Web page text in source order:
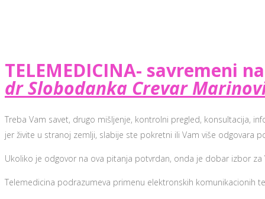
TELEMEDICINA- savremeni
dr Slobodanka Crevar
Treba Vam savet, drugo mišljenje, kontrolni pregled, konsultacija,
jer živite u stranoj zemlji, slabije ste pokretni ili Vam više odgovara
Ukoliko je odgovor na ova pitanja potvrdan, onda je dobar izbor za
Telemedicina podrazumeva primenu elektronskih komunikacionih